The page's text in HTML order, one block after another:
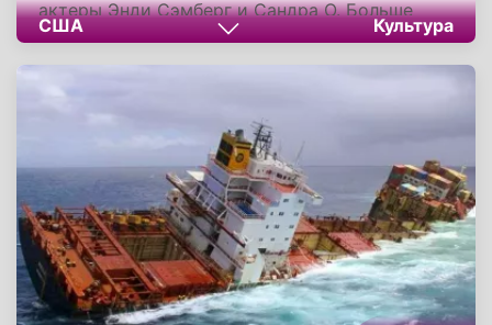
актеры Энди Сэмберг и Сандра О. Больше
всего номинаций - шесть - оказалось у
политику Дику Чейни. Лучшим драматическим
фильмом признана «Богемская рапсодия», а
лучшей комедией или мюзиклом - «Зеленая
книга». Премию в номинации «Лучший
драматический сериал» получили
«Американцы».
США Культура